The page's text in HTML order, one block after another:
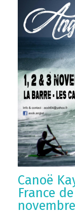
Canoë
France